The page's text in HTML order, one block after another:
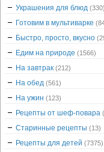
Украшения для блюд (330)
Готовим в мультиварке
Быстро, просто, вкусно
Едим на природе (1566)
На завтрак (212)
На обед (561)
На ужин (123)
Рецепты от шеф-повара
Старинные рецепты (13)
Рецепты для детей (7375)